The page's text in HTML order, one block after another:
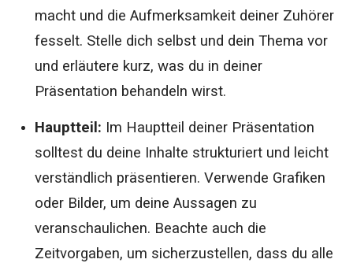
macht und die Aufmerksamkeit deiner Zuhörer
fesselt. Stelle dich selbst und dein Thema vor
und erläutere kurz, was du in deiner
Präsentation behandeln wirst.
Hauptteil: Im Hauptteil deiner Präsentation
solltest du deine Inhalte strukturiert und leicht
verständlich präsentieren. Verwende Grafiken
oder Bilder, um deine Aussagen zu
veranschaulichen. Beachte auch die
Zeitvorgaben, um sicherzustellen, dass du alle